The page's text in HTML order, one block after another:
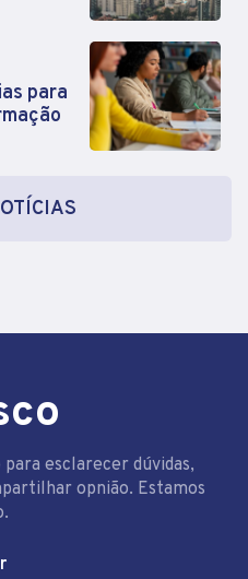
para
esclarecer dúvidas,
opnião. Estamos